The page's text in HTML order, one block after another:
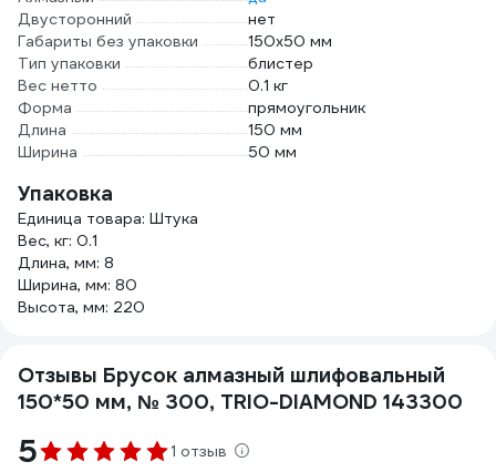
Двусторонний
нет
Габариты без упаковки
150х50 мм
Тип упаковки
блистер
Вес нетто
0.1 кг
Форма
прямоугольник
Длина
150 мм
Ширина
50 мм
Упаковка
Единица товара: Штука
Вес, кг: 0.1
Длина, мм: 8
Ширина, мм: 80
Высота, мм: 220
Отзывы Брусок алмазный шлифовальный
150*50 мм, № 300, TRIO-DIAMOND 143300
5 1 отзыв